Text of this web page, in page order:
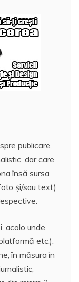
publicare,
dar care
însă sursa
și/sau text)
acolo unde
etc.).
în măsura în